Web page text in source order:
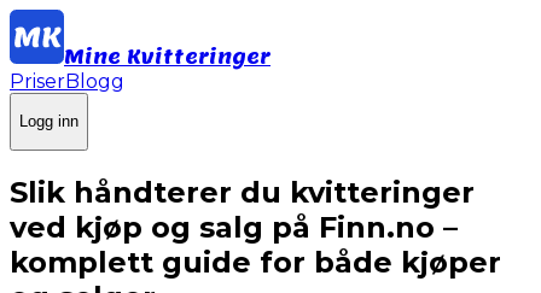
Mine Kvitteringer
PriserBlogg
Logg inn
Slik håndterer du kvitteringer
ved kjøp og salg på Finn.no –
komplett guide for både kjøper